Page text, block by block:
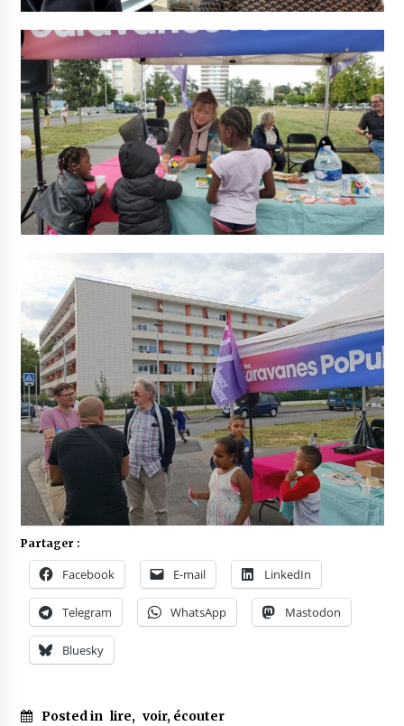
Partager :
Facebook E-mail LinkedIn
Telegram WhatsApp Mastodon
Bluesky
Posted in lire, voir, écouter